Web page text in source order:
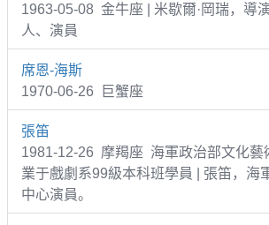
1963-05-08 金牛座 | 米歇爾·岡瑞，導
人、演員
席恩-海斯
1970-06-26 巨蟹座
張笛
1981-12-26 摩羯座 海軍政治部文化藝
業于戲劇系99級本科班學員 | 張笛，海
中心演員。